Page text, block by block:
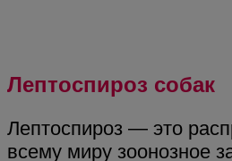
Лептоспироз собак
Лептоспироз — это
всему миру зоонозное